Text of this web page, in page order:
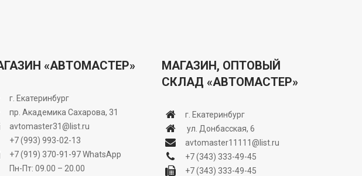
«АВТОМАСТЕР»
г. Екатеринбург
пр. Академика Сахарова, 31
avtomaster31@list.ru
+7 (993) 993-02-13
+7 (919) 370-91-97WhatsApp
Пн-Пт: 09.00 – 20.00
МАГАЗИН, ОПТОВЫЙ
СКЛАД «АВТОМАСТЕР»
г. Екатеринбург
ул. Донбасская, 6
avtomaster11111@list.ru
+7 (343) 333-49-45
+7 (343) 333-49-45